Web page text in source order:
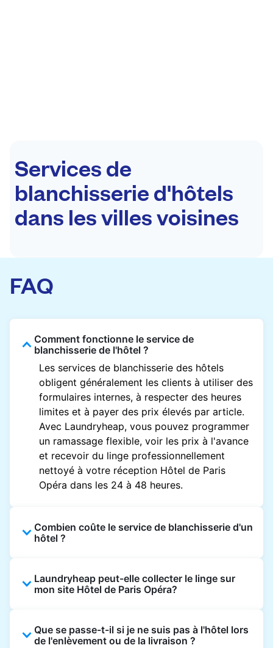
Services de
blanchisserie d'hôtels
dans les villes voisines
FAQ
Comment fonctionne le service de
blanchisserie de l'hôtel ?
Les services de blanchisserie des hôtels
obligent généralement les clients à utiliser des
formulaires internes, à respecter des heures
limites et à payer des prix élevés par article.
Avec Laundryheap, vous pouvez programmer
un ramassage flexible, voir les prix à l'avance
et recevoir du linge professionnellement
nettoyé à votre réception Hôtel de Paris
Opéra dans les 24 à 48 heures.
Combien coûte le service de blanchisserie d'un
hôtel ?
fonction de l'établissement et du vêtement et
sont souvent beaucoup plus élevés.
transparente, basée sur les articles, de sorte
que vous ne payez que pour ce que vous
Laundryheap peut-elle collecter le linge sur
mon site Hôtel de Paris Opéra?
directement à la réception de l'hôtel à l'heure
Que se passe-t-il si je ne suis pas à l'hôtel lors
de l'enlèvement ou de la livraison ?